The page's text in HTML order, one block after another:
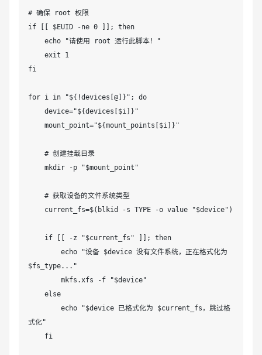
# 确保 root 权限
if [[ $EUID -ne 0 ]]; then
fi
for i in "${!devices[@]}"; do
$fs_type..."
式化"